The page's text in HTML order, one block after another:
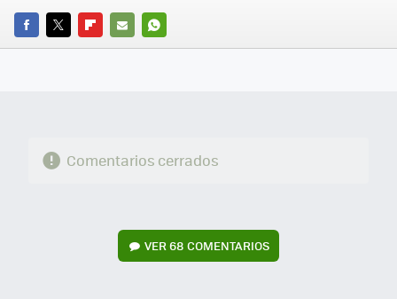
FACEBOOK
TWITTERFLIPBOARD
E-
WHATSAPP
Comentarios cerrados
VER68 COMENTARIOS